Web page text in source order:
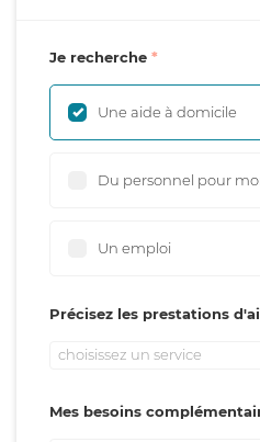
Je recherche
Une aide à domicile
Du personnel pour
Un emploi
Précisez les prestations
choisissez un service
Mes besoins